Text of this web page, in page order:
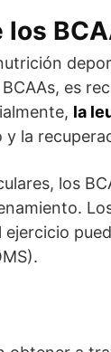
los
es
la
la
los